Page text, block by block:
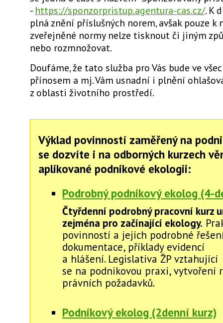
- https://sponzorpristup.agentura-cas.cz/. K
plná znění příslušných norem, avšak pouze k
zveřejněné normy nelze tisknout či jiným
nebo rozmnožovat.
Doufáme, že tato služba pro Vás bude ve
přínosem a mj. Vám usnadní i plnění
z oblasti životního prostředí.
Výklad povinností zaměřený na
se dozvíte i na odborných kurzech
aplikované podnikové ekologii:
Podrobný podnikový ekolog (4-
Čtyřdenní podrobný pracovní kurz
zejména pro začínající ekology.
povinností a jejich podrobné
dokumentace, příklady evidencí
a hlášení. Legislativa ŽP vztahující
se na podnikovou praxi, vytvoření
právních požadavků.
Podnikový ekolog (2denní kurz)